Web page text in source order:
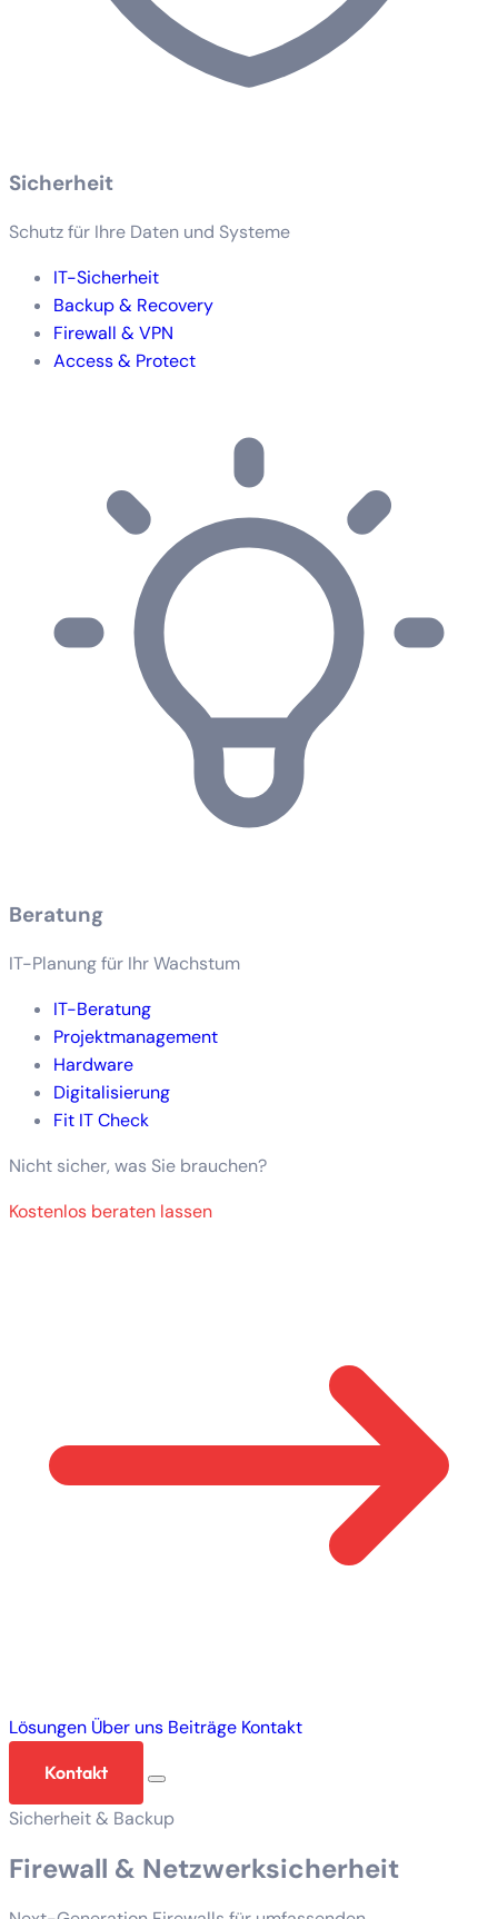
Sicherheit
Schutz für Ihre Daten und Systeme
IT-Sicherheit
Backup & Recovery
Firewall & VPN
Access & Protect
Beratung
IT-Planung für Ihr Wachstum
IT-Beratung
Projektmanagement
Hardware
Digitalisierung
Fit IT Check
Nicht sicher, was Sie brauchen?
Kostenlos beraten lassen
Lösungen Über uns Beiträge Kontakt
Kontakt
Sicherheit & Backup
Firewall & Netzwerksicherheit